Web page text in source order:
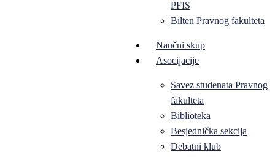
PFIS
Bilten Pravnog fakulteta
Naučni skup
Asocijacije
Savez studenata Pravnog
fakulteta
Biblioteka
Besjednička sekcija
Debatni klub